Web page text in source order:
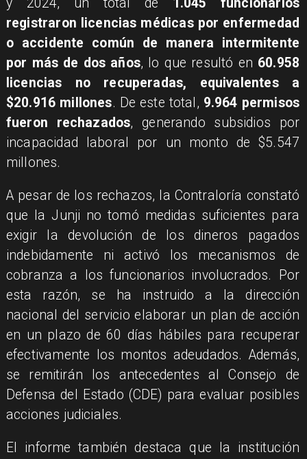
registraron licencias médicas por enfermedad
o accidente común de manera intermitente
por más de dos años, lo que resultó en 60.958
licencias no recuperadas, equivalentes a
$20.916 millones. De este total, 9.964 permisos
fueron rechazados, generando subsidios por
incapacidad laboral por un monto de $5.547
millones.
A pesar de los rechazos, la Contraloría constató
que la Junji no tomó medidas suficientes para
exigir la devolución de los dineros pagados
indebidamente ni activó los mecanismos de
cobranza a los funcionarios involucrados. Por
esta razón, se ha instruido a la dirección
nacional del servicio elaborar un plan de acción
en un plazo de 60 días hábiles para recuperar
efectivamente los montos adeudados. Además,
se remitirán los antecedentes al Consejo de
Defensa del Estado (CDE) para evaluar posibles
acciones judiciales.
El informe también destaca que la institución